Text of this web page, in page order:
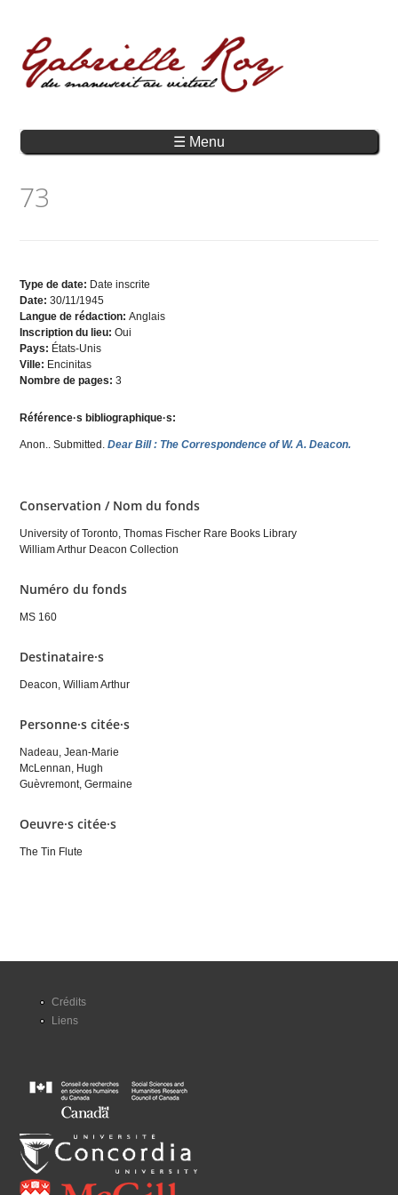
☰ Menu
73
Type de date: Date inscrite
Date:30/11/1945
Langue de rédaction:Anglais
Inscription du lieu:Oui
Pays: États-Unis
Ville: Encinitas
Nombre de pages:3
Référence·s bibliographique·s:
Anon.. Submitted.Dear Bill : The Correspondence of W. A. Deacon.
Conservation / Nom du fonds
University of Toronto, Thomas Fischer Rare Books Library
William Arthur Deacon Collection
Numéro du fonds
MS 160
Destinataire·s
Deacon, William Arthur
Personne·s citée·s
Nadeau, Jean-Marie
McLennan, Hugh
Guèvremont, Germaine
Oeuvre·s citée·s
The Tin Flute
Crédits
Liens